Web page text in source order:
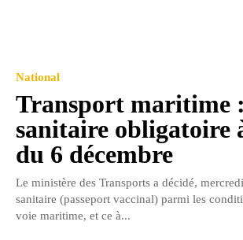
National
Transport maritime
sanitaire obligatoire
du 6 décembre
Le ministère des Transports a décidé,
sanitaire (passeport vaccinal) parmi les
voie maritime, et ce à...